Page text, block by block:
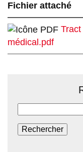
Fichier attaché
médical.pdf